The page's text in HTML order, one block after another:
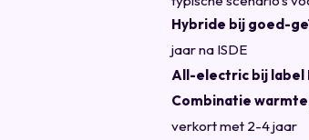
Hybride bij goed-
jaar na ISDE
All-electric bij label
Combinatie
verkort met 2-4 jaar